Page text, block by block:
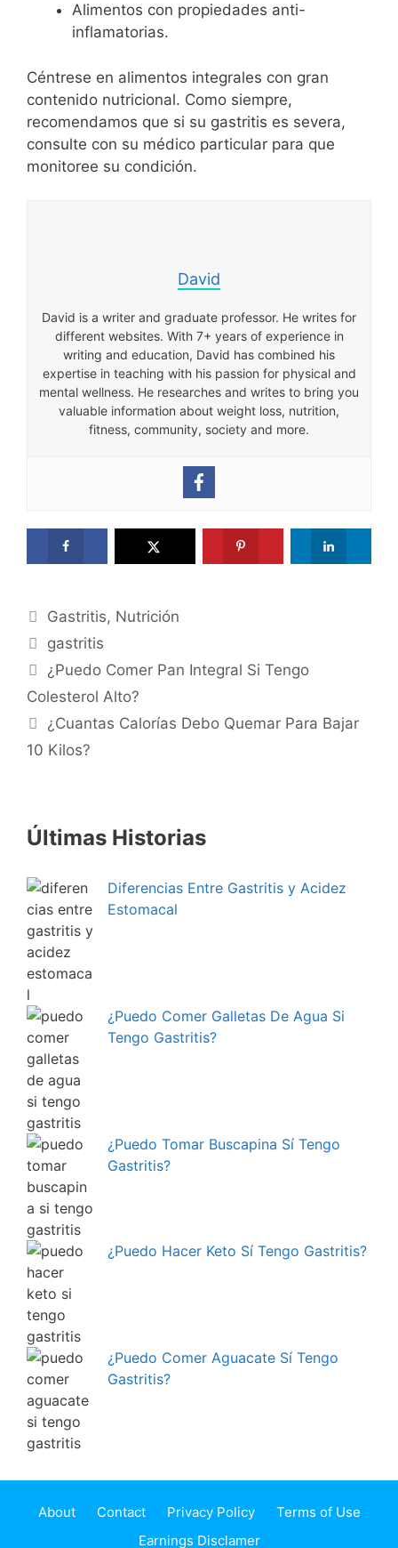
Alimentos con propiedades anti-
inflamatorias.
Céntrese en alimentos integrales con gran
contenido nutricional. Como siempre,
recomendamos que si su gastritis es severa,
consulte con su médico particular para que
monitoree su condición.
David
David is a writer and graduate professor. He writes for
different websites. With 7+ years of experience in
writing and education, David has combined his
expertise in teaching with his passion for physical and
mental wellness. He researches and writes to bring you
valuable information about weight loss, nutrition,
fitness, community, society and more.
Categories
Gastritis, Nutrición
Tags
gastritis
¿Puedo Comer Pan Integral Si Tengo
Colesterol Alto?
¿Cuantas Calorías Debo Quemar Para Bajar
10 Kilos?
Últimas Historias
Diferencias Entre Gastritis y Acidez
Estomacal
¿Puedo Comer Galletas De Agua Si
Tengo Gastritis?
¿Puedo Tomar Buscapina Sí Tengo
Gastritis?
¿Puedo Hacer Keto Sí Tengo Gastritis?
¿Puedo Comer Aguacate Sí Tengo
Gastritis?
About Contact Privacy Policy
Terms of Use
Earnings Disclamer